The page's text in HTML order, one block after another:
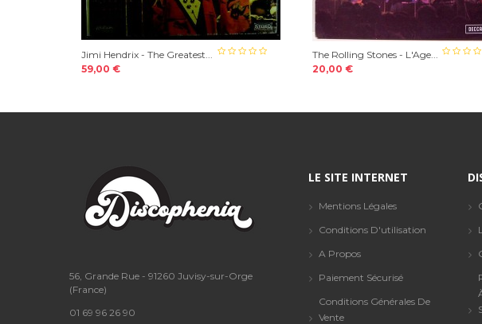
Jimi Hendrix - The Greatest...
59,00 €
The Rolling Stones - L'Age...
20,00 €
56, Grande Rue - 91260 Juvisy-sur-Orge
(France)
01 69 96 26 90
LE SITE INTERNET
Mentions Légales
Conditions D'utilisation
A Propos
Paiement Sécurisé
Conditions Générales De
Vente